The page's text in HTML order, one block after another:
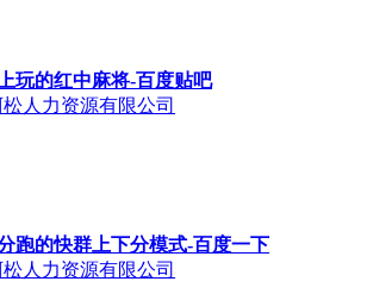
玩的红中麻将-百度贴吧
松人力资源有限公司
跑的快群上下分模式-百度一下
松人力资源有限公司